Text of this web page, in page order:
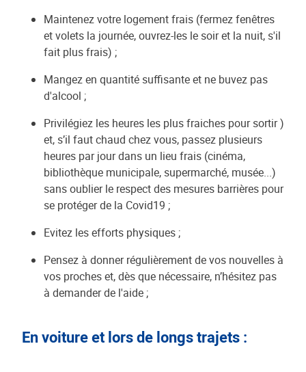
Maintenez votre logement frais (fermez fenêtres
et volets la journée, ouvrez-les le soir et la nuit, s'il
fait plus frais) ;
Mangez en quantité suffisante et ne buvez pas
d'alcool ;
Privilégiez les heures les plus fraiches pour sortir )
et, s’il faut chaud chez vous, passez plusieurs
heures par jour dans un lieu frais (cinéma,
bibliothèque municipale, supermarché, musée...)
sans oublier le respect des mesures barrières pour
se protéger de la Covid19 ;
Evitez les efforts physiques ;
Pensez à donner régulièrement de vos nouvelles à
vos proches et, dès que nécessaire, n’hésitez pas
à demander de l'aide ;
En voiture et lors de longs trajets :